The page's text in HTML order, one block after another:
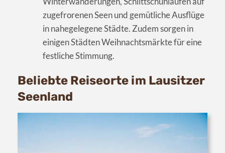
zugefrorenen Seen und gemütliche Ausflüge
in nahegelegene Städte. Zudem sorgen in
einigen Städten Weihnachtsmärkte für eine
festliche Stimmung.
Beliebte Reiseorte im Lausitzer
Seenland